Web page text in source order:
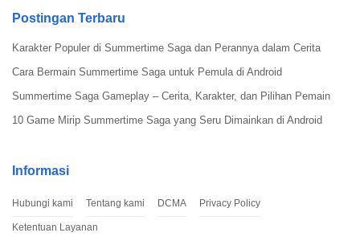
Walaupun kesannya memang agak malesin karena kodenya
yang oke banget buat kalian semua untuk tetap menjalankan hobi
bermain gamedenganitem-itemyang menggiurkan tanpa harus
Klaim Hadiah Sebanyak Mungkin Menggunakan Kode
Well, well , udah tau kan kalau ada banyak banget keuntungan
Postingan Terbaru
Karakter Populer di Summertime Saga dan Perannya dalam Cerita
Cara Bermain Summertime Saga untuk Pemula di Android
Summertime Saga Gameplay – Cerita, Karakter, dan Pilihan Pemain
10 Game Mirip Summertime Saga yang Seru Dimainkan di Android
Informasi
Hubungi kami Tentang kami DCMA Privacy Policy
Ketentuan Layanan